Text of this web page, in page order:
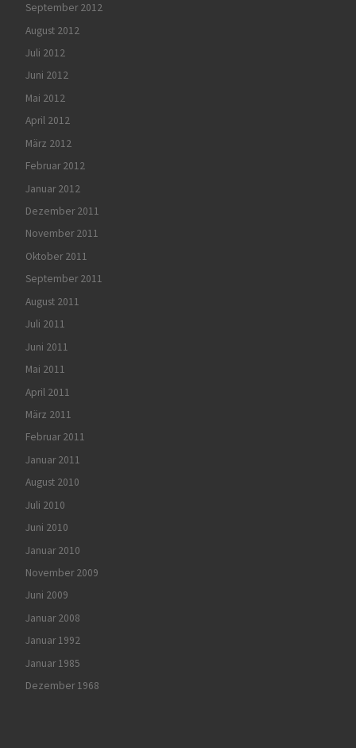
September 2012
August 2012
Juli 2012
Juni 2012
Mai 2012
April 2012
März 2012
Februar 2012
Januar 2012
Dezember 2011
November 2011
Oktober 2011
September 2011
August 2011
Juli 2011
Juni 2011
Mai 2011
April 2011
März 2011
Februar 2011
Januar 2011
August 2010
Juli 2010
Juni 2010
Januar 2010
November 2009
Juni 2009
Januar 2008
Januar 1992
Januar 1985
Dezember 1968